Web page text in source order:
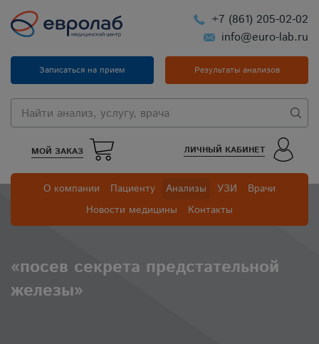
+7 (861) 205-02-02
info@euro-lab.ru
Записаться на прием Результаты анализов
МОЙ ЗАКАЗ ЛИЧНЫЙ КАБИНЕТ
О компании Пациенту Анализы УЗИ
Врачи
Новости медицины
Контакты
«посев секрета предстательной
железы»